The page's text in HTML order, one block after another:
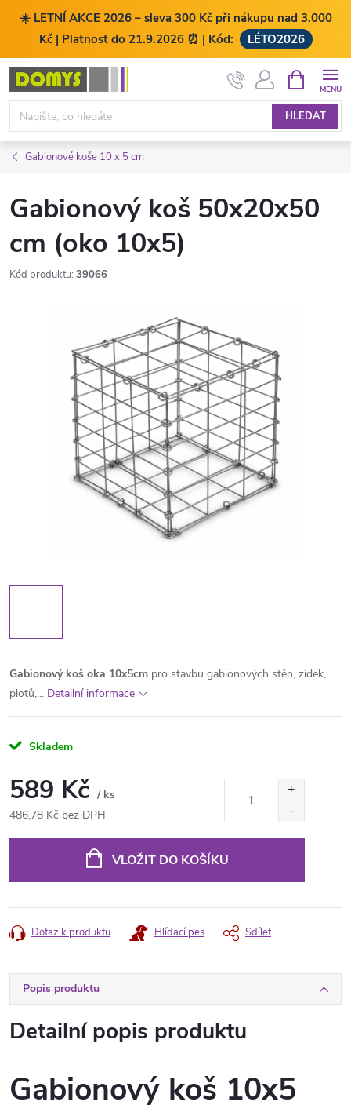
☀️ LETNÍ AKCE 2026 – sleva 300 Kč při nákupu nad 3.000
Kč | Platnost do 21.9.2026 ⏰ | Kód:
LÉTO2026
Přejít
obsah
HLEDAT
NÁKUPNÍ
KOŠÍK
Gabionové koše 10 x 5 cm
Gabionový koš 50x20x50
cm (oko 10x5)
Kód produktu: 39066
Gabionový koš oka 10x5cm pro stavbu gabionových stěn, zídek,
plotů,... Detailní informace
Skladem
589 Kč / ks
486,78 Kč bez DPH
VLOŽIT DO KOŠÍKU
Dotaz k produktu Hlídací pes Sdílet
Popis produktu
Detailní popis produktu
Gabionový koš 10x5